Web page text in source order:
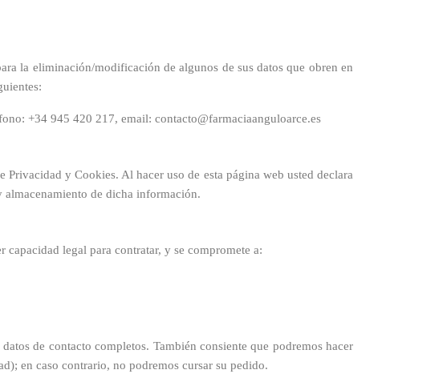
la eliminación/modificación de algunos de sus datos que obren en
+34 945 420 217‬, email: contacto@farmaciaanguloarce.es
y Cookies. Al hacer uso de esta página web usted declara
de dicha información.
legal para contratar, y se compromete a:
de contacto completos. También consiente que podremos hacer
en caso contrario, no podremos cursar su pedido.